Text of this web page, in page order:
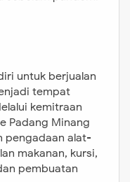
untuk berjualan
tempat
kemitraan
Padang Minang
pengadaan alat-
makanan, kursi,
pembuatan